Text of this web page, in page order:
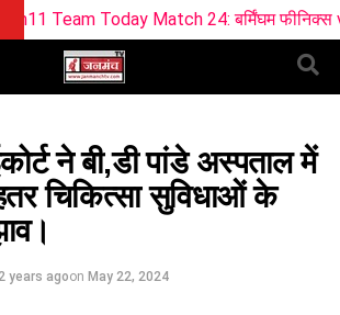
Match 24: बर्मिंघम फीनिक्स vs सनराइजर्स
ने बी,डी पांडे अस्पताल में
चिकित्सा सुविधाओं के
years agoon May 22, 2024